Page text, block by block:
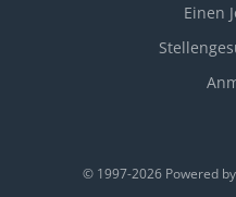
Einen
© 1997-2026 Powered by